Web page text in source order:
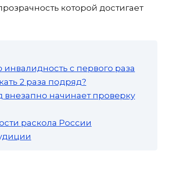
которой достигает
с первого раза
2 раза подряд?
внезапно начинает проверку
раскола России